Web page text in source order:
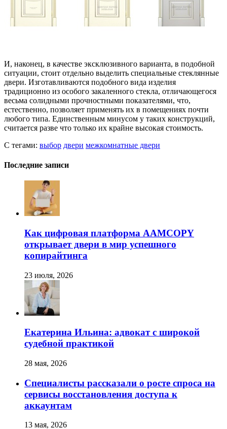
И, наконец, в качестве эксклюзивного варианта, в подобной
ситуации, стоит отдельно выделить специальные стеклянные
двери. Изготавливаются подобного вида изделия
традиционно из особого закаленного стекла, отличающегося
весьма солидными прочностными показателями, что,
естественно, позволяет применять их в помещениях почти
любого типа. Единственным минусом у таких конструкций,
считается разве что только их крайне высокая стоимость.
С тегами: выбор двери межкомнатные двери
Последние записи
Как цифровая платформа AAMCOPY
открывает двери в мир успешного
копирайтинга
23 июля, 2026
Екатерина Ильина: адвокат с широкой
судебной практикой
28 мая, 2026
Специалисты рассказали о росте спроса на
сервисы восстановления доступа к
аккаунтам
13 мая, 2026